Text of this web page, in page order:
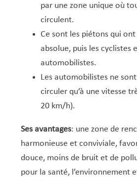
PAP approuvés
PAP NQ en cours de
PAG/PAP QE – Modifications
PAG
PAP NQ
PAP QE
Projet NeiSchmelz
Projets à venir
Shared space
par une zone unique où
circulent.
Ce sont les piétons qui
absolue, puis les cyclistes
automobilistes.
Les automobilistes ne
circuler qu’à une vitesse
20 km/h).
Ses avantages: une zone de
harmonieuse et conviviale,
douce, moins de bruit et de
pour la santé, l’environnement